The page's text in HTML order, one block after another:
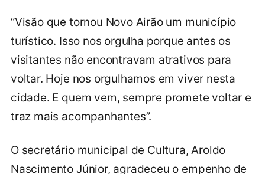
“Visão que tornou Novo Airão um município
turístico. Isso nos orgulha porque antes os
visitantes não encontravam atrativos para
voltar. Hoje nos orgulhamos em viver nesta
cidade. E quem vem, sempre promete voltar e
traz mais acompanhantes”.
O secretário municipal de Cultura, Aroldo
Nascimento Júnior, agradeceu o empenho de